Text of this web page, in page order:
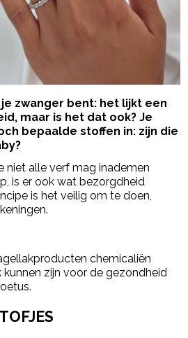
zwanger bent: het lijkt een
maar is het dat ook? Je
bepaalde stoffen in: zijn die
niet alle verf mag inademen
is er ook wat bezorgdheid
is het veilig om te doen,
chemicaliën
zijn voor de gezondheid